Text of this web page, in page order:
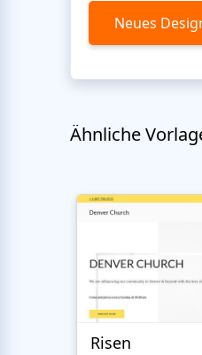
Neues
Ähnliche
Risen